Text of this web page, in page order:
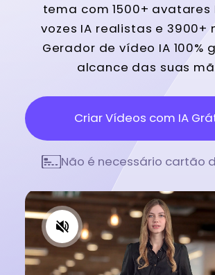
tema com 1500+ avatares
vozes IA realistas e 3900+
Gerador de vídeo IA 100%
alcance das suas
Criar Vídeos com IA
Não é necessário cartão